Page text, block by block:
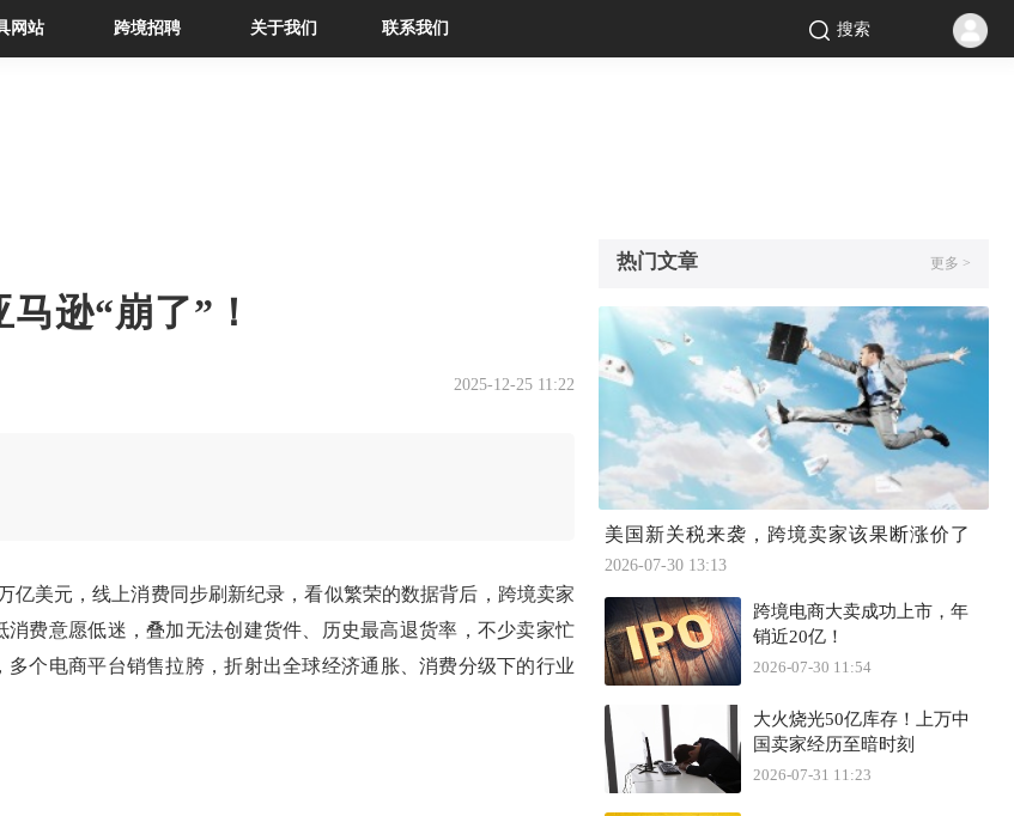
网站 跨境招聘 关于我们 联系我们 搜索
逊“崩了”！
2025-12-25 11:22
亿美元，线上消费同步刷新纪录，看似繁荣的数据背后， 跨境卖家
消费意愿低迷，叠加无法创建货件
历史最高退货率，不少卖家忙
多个电商平台销售拉胯，折射出全球经济通胀、消费分级下的行业
热门文章 更多 >
美国新关税来袭，跨境卖家该果断涨价了
2026-07-30 13:13
跨境电商大卖成功上市，年
销近20亿！
2026-07-30 11:54
大火烧光50亿库存！上万中
国卖家经历至暗时刻
2026-07-31 11:23